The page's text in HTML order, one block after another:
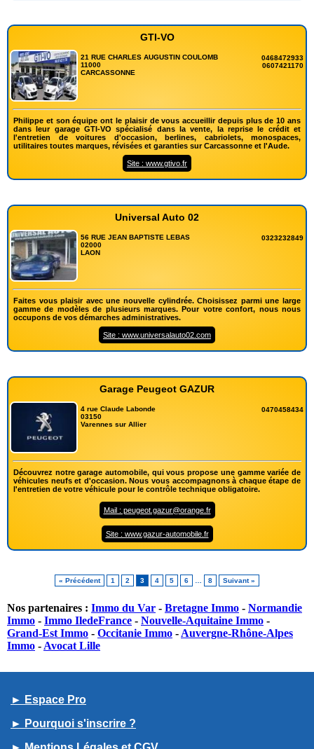
GTI-VO
21 RUE CHARLES AUGUSTIN COULOMB
11000
CARCASSONNE
0468472933
0607421170
Philippe et son équipe ont le plaisir de vous accueillir depuis plus de 10 ans
dans leur garage GTI-VO spécialisé dans la vente, la reprise le crédit et
l'entretien de voitures d'occasion, berlines, cabriolets, monospaces,
utilitaires toutes marques, révisées et garanties sur Carcassonne et l'Aude.
Site : www.gtivo.fr
Universal Auto 02
56 RUE JEAN BAPTISTE LEBAS
02000
LAON
0323232849
Faites vous plaisir avec une nouvelle cylindrée. Choisissez parmi une large
gamme de modèles de plusieurs marques. Pour votre confort, nous nous
occupons de vos démarches administratives.
Site : www.universalauto02.com
Garage Peugeot GAZUR
4 rue Claude Labonde
03150
Varennes sur Allier
0470458434
Découvrez notre garage automobile, qui vous propose une gamme variée de
véhicules neufs et d'occasion. Nous vous accompagnons à chaque étape de
l'entretien de votre véhicule pour le contrôle technique obligatoire.
Mail : peugeot.gazur@orange.fr
Site : www.gazur-automobile.fr
« Précédent 1 2 3 4 5 6 8 Suivant »
Nos partenaires : Immo du Var - Bretagne Immo - Normandie
Immo - Immo IledeFrance - Nouvelle-Aquitaine Immo -
Grand-Est Immo - Occitanie Immo - Auvergne-Rhône-Alpes
Immo - Avocat Lille
► Espace Pro
► Pourquoi s'inscrire ?